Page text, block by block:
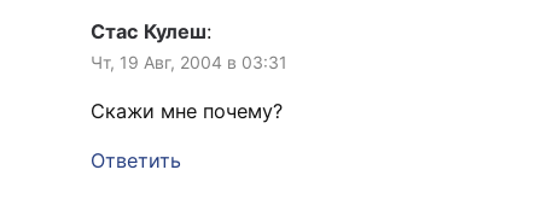
Стас Кулеш:
Чт, 19 Авг, 2004 в 03:31
Скажи мне почему?
Ответить